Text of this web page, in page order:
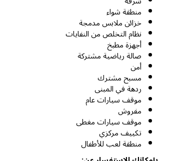
منطقة شواء
خزائن ملابس مدمجة
نظام التخلص من النفايات
أجهزة مطبخ
صالة رياضية مشتركة
أمن
مسبح مشترك
ردهة في المبنى
موقف سيارات عام
مفروش
موقف سيارات مغطى
تكييف مركزي
منطقة لعب للأطفال